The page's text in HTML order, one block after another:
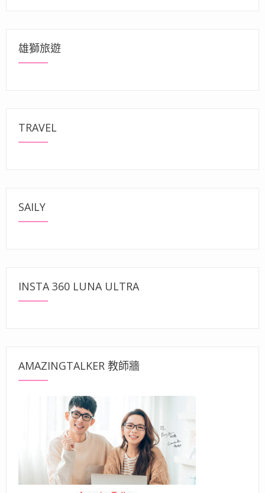
雄獅旅遊
TRAVEL
SAILY
INSTA 360 LUNA ULTRA
AMAZINGTALKER 教師牆